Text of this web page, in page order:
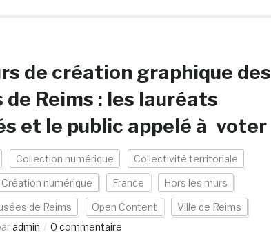
de création graphique des
de Reims : les lauréats
et le public appelé à voter
Collection numérique Collectivité territoriale
Création numérique France Hors les murs
de Reims Open Content
Ville de Reims
admin 0 commentaire